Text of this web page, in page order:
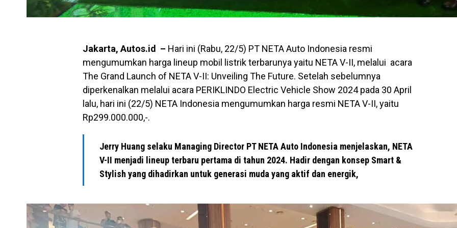
Jakarta, Autos.id – Hari ini (Rabu, 22/5) PT NETA Auto Indonesia resmi
mengumumkan harga lineup mobil listrik terbarunya yaitu NETA V-II, melalui acara
The Grand Launch of NETA V-II: Unveiling The Future. Setelah sebelumnya
diperkenalkan melalui acara PERIKLINDO Electric Vehicle Show 2024 pada 30 April
lalu, hari ini (22/5) NETA Indonesia mengumumkan harga resmi NETA V-II, yaitu
Rp299.000.000,-.
Jerry Huang selaku Managing Director PT NETA Auto Indonesia menjelaskan, NETA
V-II menjadi lineup terbaru pertama di tahun 2024. Hadir dengan konsep Smart &
Stylish yang dihadirkan untuk generasi muda yang aktif dan energik,